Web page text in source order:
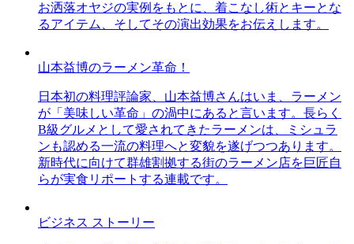
お洒落オヤジの実例をもとに、着こなし術とキーとな
るアイテム、そしてその演出効果をお伝えします。
山本益博のラーメン革命！
日本初の料理評論家、山本益博さんはいま、ラーメン
が「美味しい革命」の渦中にあると言います。長らく
B級グルメとして愛されてきたラーメンは、ミシュラ
ンも認める一流の料理へと変貌を遂げつつあります。
新時代に向けて群雄割拠する街のラーメン店を巨匠自
らが実食リポートする連載です。
ビジネス ストーリー